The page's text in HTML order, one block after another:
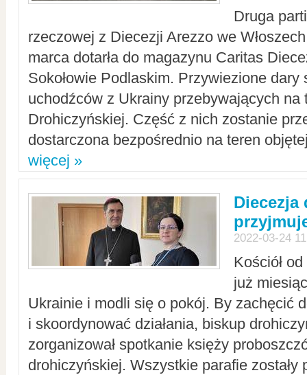
Druga
rzeczowej z Diecezji Arezzo we
marca dotarła do magazynu Caritas
Sokołowie Podlaskim. Przywiezione dary
uchodźców z Ukrainy przebywających na
Drohiczyńskiej. Część z nich zostanie
dostarczona bezpośrednio na teren
więcej »
Diecezja
2022-03-24
Kościół
już
Ukrainie i modli się o pokój. By zachęcić
i skoordynować działania, biskup
zorganizował spotkanie księży
drohiczyńskiej. Wszystkie parafie zostały